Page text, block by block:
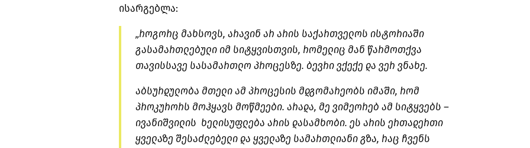
ისარგებლა:
„როგორც მახსოვს, არავინ არ არის საქართველოს ისტორიაში
გასამართლებული იმ სიტყვისთვის, რომელიც მან წარმოთქვა
თავისსავე სასამართლო პროცესზე. ბევრი ვქექე და ვერ ვნახე.
აბსურდულობა მთელი ამ პროცესის მდგომარეობს იმაში, რომ
პროკურორს მოჰყავს მოწმეები. არადა, მე ვიმეორებ ამ სიტყვებს –
ივანიშვილის ხელისუფლება არის დასამხობი. ეს არის ერთადერთი
ყველაზე შესაძლებელი და ყველაზე სამართლიანი გზა, რაც ჩვენს